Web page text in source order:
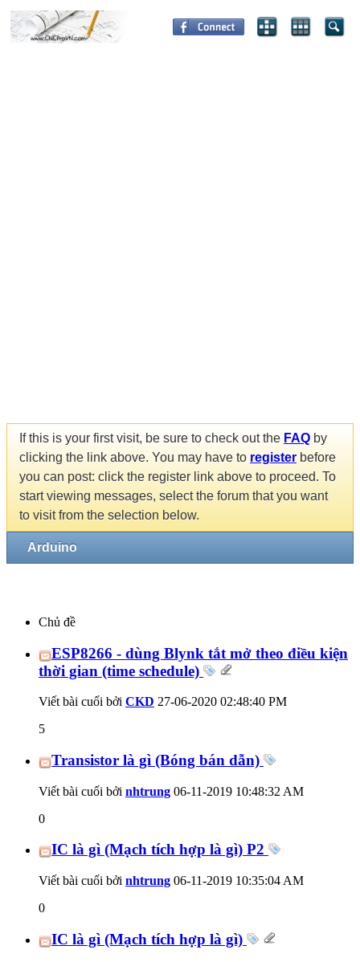
If this is your first visit, be sure to check out the FAQ by
clicking the link above. You may have to register before
you can post: click the register link above to proceed. To
start viewing messages, select the forum that you want
to visit from the selection below.
Arduino
Chủ đề
ESP8266 - dùng Blynk tắt mở theo điều kiện
thời gian (time schedule)
Viết bài cuối bởi CKD 27-06-2020 02:48:40 PM
5
Transistor là gì (Bóng bán dẫn)
Viết bài cuối bởi nhtrung 06-11-2019 10:48:32 AM
0
IC là gì (Mạch tích hợp là gì) P2
Viết bài cuối bởi nhtrung 06-11-2019 10:35:04 AM
0
IC là gì (Mạch tích hợp là gì)